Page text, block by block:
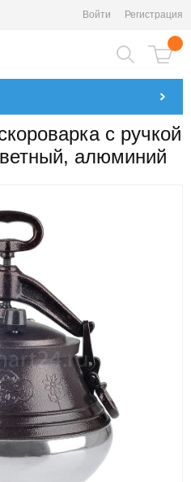
Войти Регистрация
с ручкой
алюминий